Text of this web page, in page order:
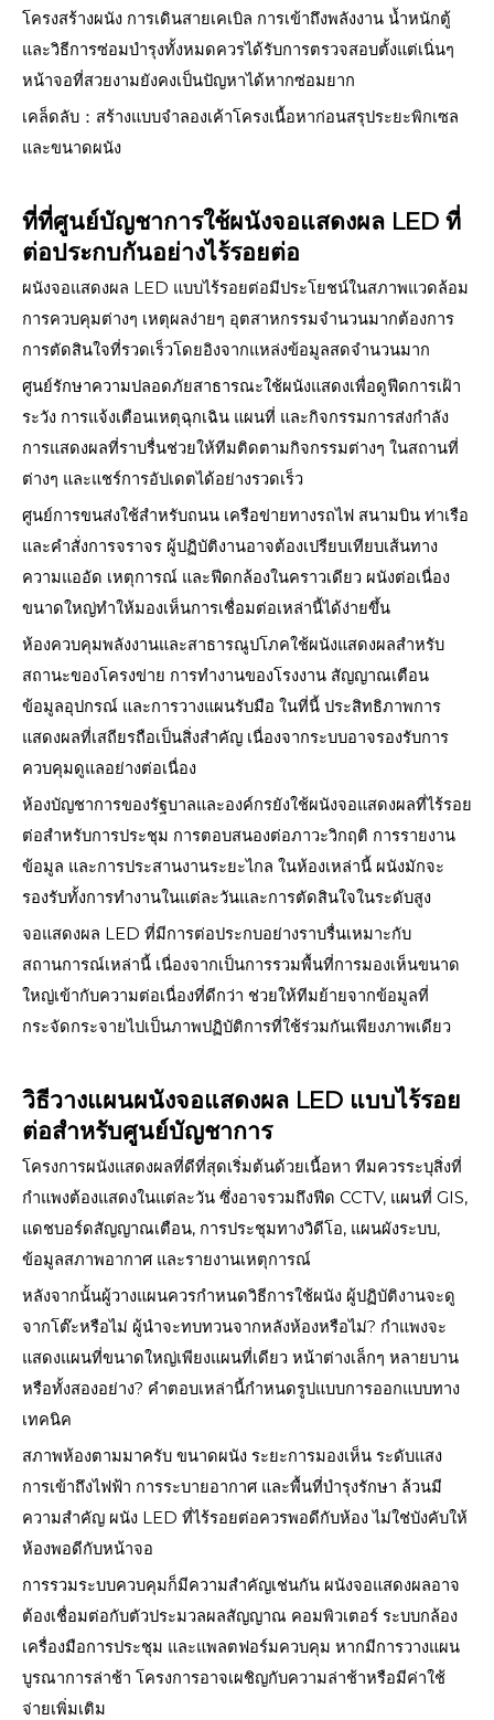
โครงสร้างผนัง การเดินสายเคเบิล การเข้าถึงพลังงาน น้ำหนักตู้
และวิธีการซ่อมบำรุงทั้งหมดควรได้รับการตรวจสอบตั้งแต่เนิ่นๆ
หน้าจอที่สวยงามยังคงเป็นปัญหาได้หากซ่อมยาก
เคล็ดลับ：สร้างแบบจำลองเค้าโครงเนื้อหาก่อนสรุประยะพิกเซล
และขนาดผนัง
ที่ที่ศูนย์บัญชาการใช้ผนังจอแสดงผล LED ที่
ต่อประกบกันอย่างไร้รอยต่อ
ผนังจอแสดงผล LED แบบไร้รอยต่อมีประโยชน์ในสภาพแวดล้อม
การควบคุมต่างๆ เหตุผลง่ายๆ อุตสาหกรรมจำนวนมากต้องการ
การตัดสินใจที่รวดเร็วโดยอิงจากแหล่งข้อมูลสดจำนวนมาก
ศูนย์รักษาความปลอดภัยสาธารณะใช้ผนังแสดงเพื่อดูฟีดการเฝ้า
ระวัง การแจ้งเตือนเหตุฉุกเฉิน แผนที่ และกิจกรรมการส่งกำลัง
การแสดงผลที่ราบรื่นช่วยให้ทีมติดตามกิจกรรมต่างๆ ในสถานที่
ต่างๆ และแชร์การอัปเดตได้อย่างรวดเร็ว
ศูนย์การขนส่งใช้สำหรับถนน เครือข่ายทางรถไฟ สนามบิน ท่าเรือ
และคำสั่งการจราจร ผู้ปฏิบัติงานอาจต้องเปรียบเทียบเส้นทาง
ความแออัด เหตุการณ์ และฟีดกล้องในคราวเดียว ผนังต่อเนื่อง
ขนาดใหญ่ทำให้มองเห็นการเชื่อมต่อเหล่านี้ได้ง่ายขึ้น
ห้องควบคุมพลังงานและสาธารณูปโภคใช้ผนังแสดงผลสำหรับ
สถานะของโครงข่าย การทำงานของโรงงาน สัญญาณเตือน
ข้อมูลอุปกรณ์ และการวางแผนรับมือ ในที่นี้ ประสิทธิภาพการ
แสดงผลที่เสถียรถือเป็นสิ่งสำคัญ เนื่องจากระบบอาจรองรับการ
ควบคุมดูแลอย่างต่อเนื่อง
ห้องบัญชาการของรัฐบาลและองค์กรยังใช้ผนังจอแสดงผลที่ไร้รอย
ต่อสำหรับการประชุม การตอบสนองต่อภาวะวิกฤติ การรายงาน
ข้อมูล และการประสานงานระยะไกล ในห้องเหล่านี้ ผนังมักจะ
รองรับทั้งการทำงานในแต่ละวันและการตัดสินใจในระดับสูง
จอแสดงผล LED ที่มีการต่อประกบอย่างราบรื่นเหมาะกับ
สถานการณ์เหล่านี้ เนื่องจากเป็นการรวมพื้นที่การมองเห็นขนาด
ใหญ่เข้ากับความต่อเนื่องที่ดีกว่า ช่วยให้ทีมย้ายจากข้อมูลที่
กระจัดกระจายไปเป็นภาพปฏิบัติการที่ใช้ร่วมกันเพียงภาพเดียว
วิธีวางแผนผนังจอแสดงผล LED แบบไร้รอย
ต่อสำหรับศูนย์บัญชาการ
โครงการผนังแสดงผลที่ดีที่สุดเริ่มต้นด้วยเนื้อหา ทีมควรระบุสิ่งที่
กำแพงต้องแสดงในแต่ละวัน ซึ่งอาจรวมถึงฟีด CCTV, แผนที่ GIS,
แดชบอร์ดสัญญาณเตือน, การประชุมทางวิดีโอ, แผนผังระบบ,
ข้อมูลสภาพอากาศ และรายงานเหตุการณ์
หลังจากนั้นผู้วางแผนควรกำหนดวิธีการใช้ผนัง ผู้ปฏิบัติงานจะดู
จากโต๊ะหรือไม่ ผู้นำจะทบทวนจากหลังห้องหรือไม่? กำแพงจะ
แสดงแผนที่ขนาดใหญ่เพียงแผนที่เดียว หน้าต่างเล็กๆ หลายบาน
หรือทั้งสองอย่าง? คำตอบเหล่านี้กำหนดรูปแบบการออกแบบทาง
เทคนิค
สภาพห้องตามมาครับ ขนาดผนัง ระยะการมองเห็น ระดับแสง
การเข้าถึงไฟฟ้า การระบายอากาศ และพื้นที่บำรุงรักษา ล้วนมี
ความสำคัญ ผนัง LED ที่ไร้รอยต่อควรพอดีกับห้อง ไม่ใช่บังคับให้
ห้องพอดีกับหน้าจอ
การรวมระบบควบคุมก็มีความสำคัญเช่นกัน ผนังจอแสดงผลอาจ
ต้องเชื่อมต่อกับตัวประมวลผลสัญญาณ คอมพิวเตอร์ ระบบกล้อง
เครื่องมือการประชุม และแพลตฟอร์มควบคุม หากมีการวางแผน
บูรณาการล่าช้า โครงการอาจเผชิญกับความล่าช้าหรือมีค่าใช้
จ่ายเพิ่มเติม